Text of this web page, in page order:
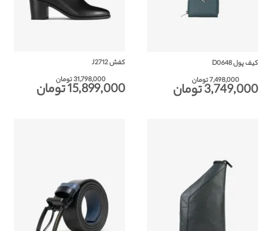
کفش J2712
31,798,000 تومان
15,899,000 تومان
کیف پول D0648
7,498,000 تومان
3,749,000 تومان